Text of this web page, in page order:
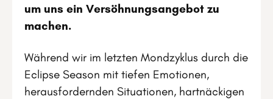
um uns ein Versöhnungsangebot zu
machen.
Während wir im letzten Mondzyklus durch die
Eclipse Season mit tiefen Emotionen,
herausfordernden Situationen, hartnäckigen